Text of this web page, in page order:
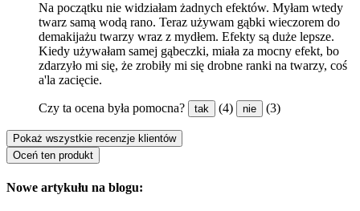
Na początku nie widziałam żadnych efektów. Myłam wtedy
twarz samą wodą rano. Teraz używam gąbki wieczorem do
demakijażu twarzy wraz z mydłem. Efekty są duże lepsze.
Kiedy używałam samej gąbeczki, miała za mocny efekt, bo
zdarzyło mi się, że zrobiły mi się drobne ranki na twarzy, coś
a'la zacięcie.
Czy ta ocena była pomocna? tak (4) nie (3)
Pokaż wszystkie recenzje klientów
Oceń ten produkt
Nowe artykułu na blogu: